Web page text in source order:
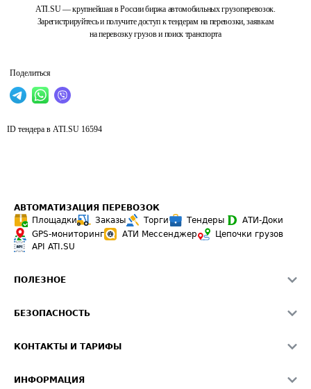
ATI.SU — крупнейшая в России биржа автомобильных грузоперевозок.
Зарегистрируйтесь и получите доступ к тендерам на перевозки, заявкам
на перевозку грузов и поиск транспорта
Поделиться
ID тендера в ATI.SU 16594
АВТОМАТИЗАЦИЯ ПЕРЕВОЗОК
Площадки
Заказы Торги Тендеры
АТИ-Доки
GPS-мониторинг
АТИ Мессенджер
Цепочки грузов
API ATI.SU
ПОЛЕЗНОЕ
Звезды ATI.SU на вашем сайте
Средние ставки
БЕЗОПАСНОСТЬ
Светофор+
КОНТАКТЫ И ТАРИФЫ
ИНФОРМАЦИЯ